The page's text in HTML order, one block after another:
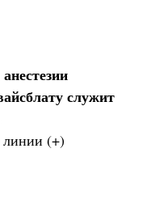
служит
линии (+)